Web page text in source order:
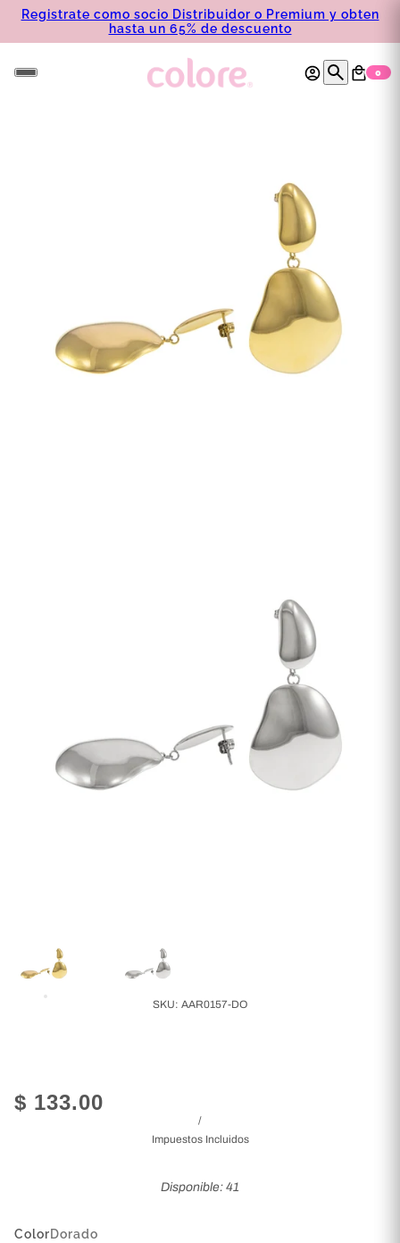
Registrate como socio Distribuidor o Premium y obten
hasta un 65% de descuento
SKU: AAR0157-DO
$ 133.00
/
Impuestos Incluidos
Disponible: 41
ColorDorado